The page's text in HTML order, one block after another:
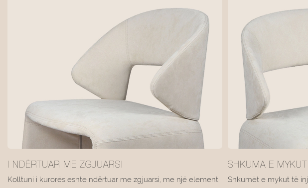
I NDËRTUAR ME ZGJUARSI
Kolltuni i kurorës është ndërtuar me zgjuarsi, me një element
SHKUMA E MYKUT
Shkumët e mykut të